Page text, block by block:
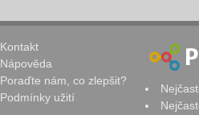
Kontakt
Nápověda
Poraďte nám, co zlepšit?
Podmínky užití